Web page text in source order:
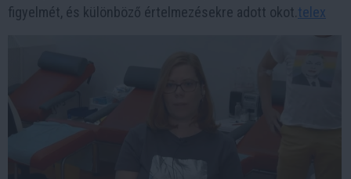
figyelmét, és különböző értelmezésekre adott okot.​ telex